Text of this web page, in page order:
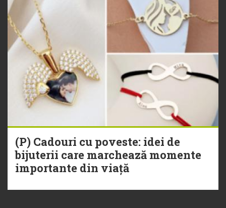
(P) Cadouri cu poveste: idei de
bijuterii care marchează momente
importante din viață